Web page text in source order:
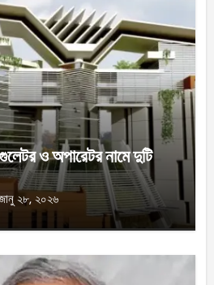
ও অপারেটর নামে দুটি
২৮, ২০২৬